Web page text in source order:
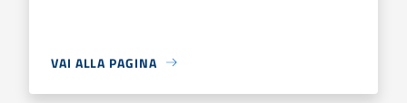
VAI ALLA PAGINA